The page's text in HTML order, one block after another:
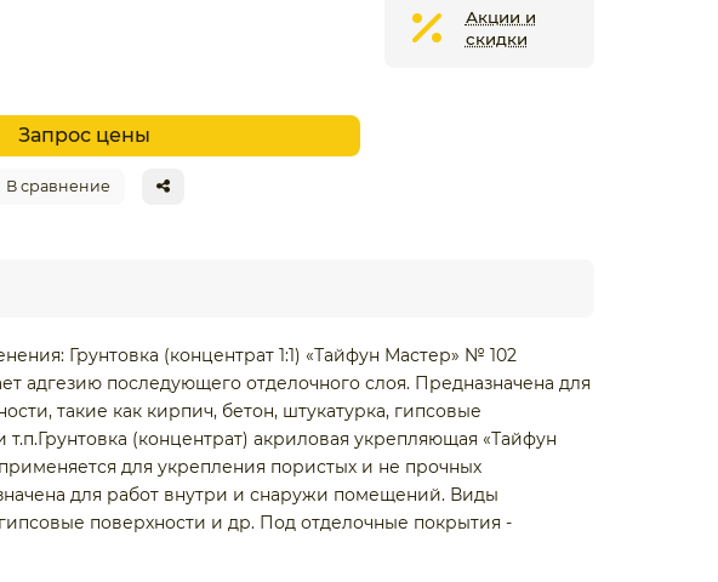
Запрос цены
В сравнение
Акции и
скидки
Грунтовка (концентрат 1:1) «Тайфун Мастер» № 102
адгезию последующего отделочного слоя. Предназначена для
такие как кирпич, бетон, штукатурка, гипсовые
(концентрат) акриловая укрепляющая «Тайфун
для укрепления пористых и не прочных
для работ внутри и снаружи помещений. Виды
поверхности и др. Под отделочные покрытия -